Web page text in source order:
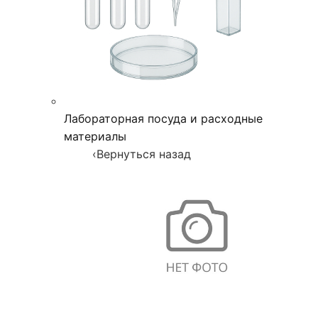
Лабораторная посуда и расходные
материалы
‹Вернуться назад